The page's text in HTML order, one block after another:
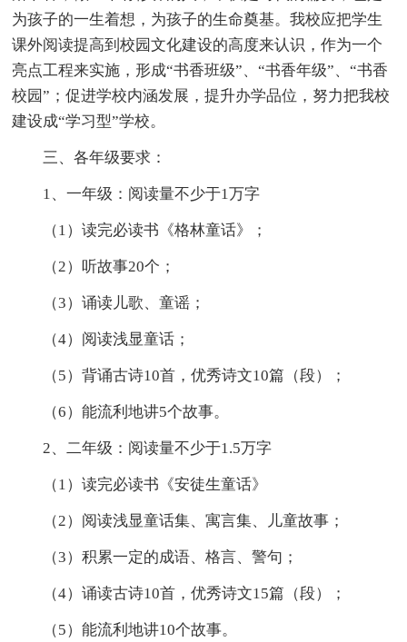
为孩子的一生着想，为孩子的生命奠基。我校应把学生
课外阅读提高到校园文化建设的高度来认识，作为一个
亮点工程来实施，形成“书香班级”、“书香年级”、“书香
校园”；促进学校内涵发展，提升办学品位，努力把我校
建设成“学习型”学校。
三、各年级要求：
1、一年级：阅读量不少于1万字
（1）读完必读书《格林童话》；
（2）听故事20个；
（3）诵读儿歌、童谣；
（4）阅读浅显童话；
（5）背诵古诗10首，优秀诗文10篇（段）；
（6）能流利地讲5个故事。
2、二年级：阅读量不少于1.5万字
（1）读完必读书《安徒生童话》
（2）阅读浅显童话集、寓言集、儿童故事；
（3）积累一定的成语、格言、警句；
（4）诵读古诗10首，优秀诗文15篇（段）；
（5）能流利地讲10个故事。